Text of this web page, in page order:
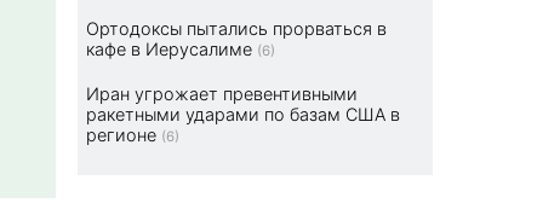
Ортодоксы пытались прорваться в
кафе в Иерусалиме (6)
Иран угрожает превентивными
ракетными ударами по базам США в
регионе (6)